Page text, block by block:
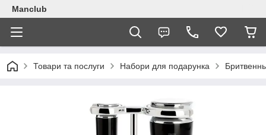
Manclub
Товари та послуги Набори для подарунка